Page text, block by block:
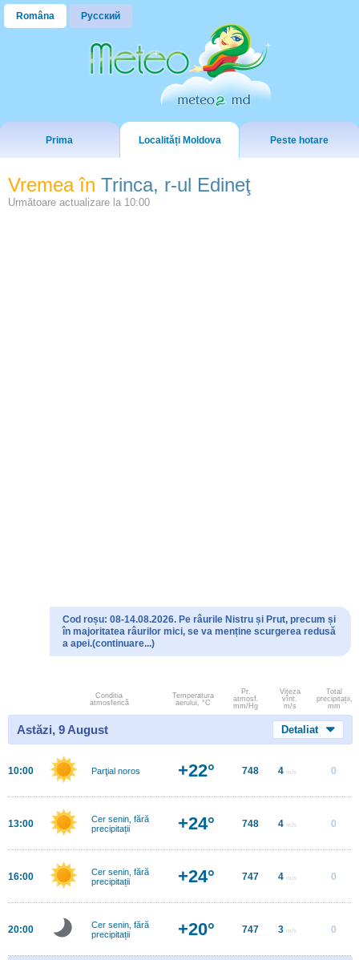
Româna Русский
Prima Localități Moldova Peste hotare
Vremea în Trinca, r-ul Edineţ
Următoare actualizare la 10:00
Cod roșu: 08-14.08.2026. Pe râurile Nistru și Prut, precum și
în majoritatea râurilor mici, se va menține scurgerea redusă
a apei.(continuare...)
Conditia
atmosferică
Temperatura
aerului, °C
Pr.
atmosf.
mm/Hg
Viteza
vînt.
m/s
Total
precipitații,
mm
Astăzi, 9 August Detaliat
10:00 Parţial noros +22° 748 4 m/s 0
13:00
Cer senin, fără
precipitații
+24° 748 4 m/s 0
16:00
Cer senin, fără
precipitații
+24° 747 4 m/s 0
20:00
Cer senin, fără
precipitații
+20° 747 3 m/s 0